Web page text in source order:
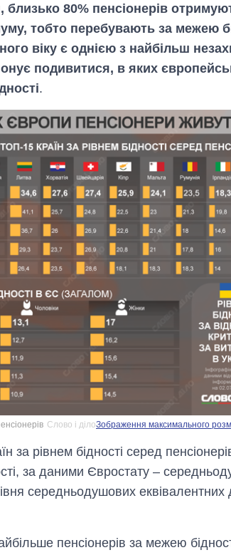
близько 80% пенсіонерів
тобто перебувають за межею
віку є однією з найбільш
подивитися, в яких
.
Слово і ділоЗображення максимального
за рівнем бідності серед
за даними Євростату –
середньодушових еквівалентних
пенсіонерів за межею